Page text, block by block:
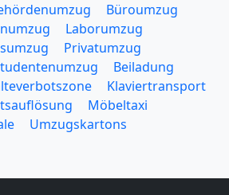
Büroumzug
Laborumzug
Privatumzug
Beiladung
Klaviertransport
Möbeltaxi
Umzugskartons